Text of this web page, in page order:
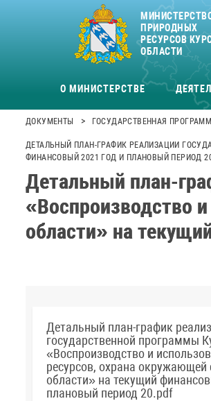
ПРИРОДНЫХ
РЕСУРСОВ
ОБЛАСТИ
О МИНИСТЕРСТВЕ
ДОКУМЕНТЫ > ГОСУДАРСТВЕННАЯ
ДЕТАЛЬНЫЙ ПЛАН-ГРАФИК РЕАЛИЗАЦИИ
ФИНАНСОВЫЙ 2021 ГОД И ПЛАНОВЫЙ ПЕРИОД
Детальный план-
«Воспроизводство
области» на
Детальный план-график
государственной программы
«Воспроизводство и
ресурсов, охрана окружающей
области» на текущий
плановый период 20.pdf